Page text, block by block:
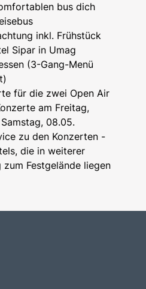
bus dich
inkl. Frühstück
Sipar in Umag
(3-Gang-Menü
für die zwei Open Air
am Freitag,
08.05.
zu den Konzerten -
die in weiterer
zum Festgelände liegen